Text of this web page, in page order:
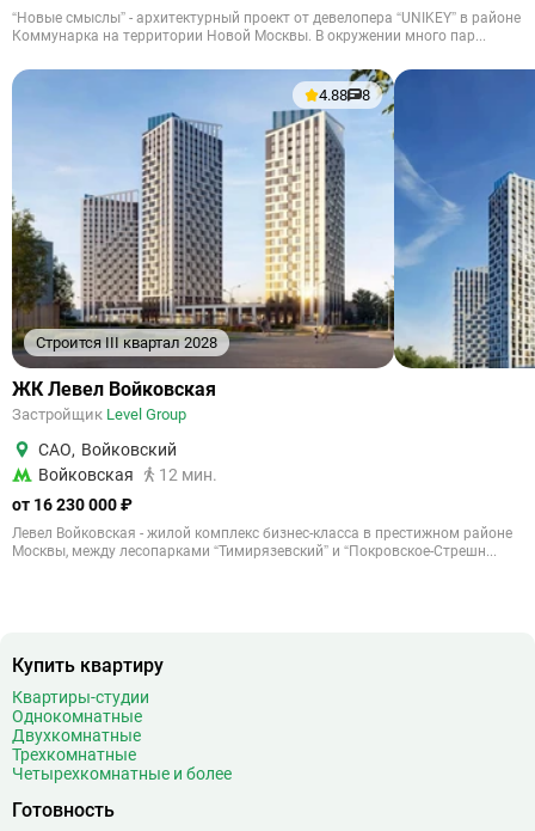
“Новые смыслы” - архитектурный проект от девелопера “UNIKEY” в районе
Коммунарка на территории Новой Москвы. В окружении много пар...
Строится III квартал 2028
4.88 8
ЖК Левел Войковская
Застройщик Level Group
САО, Войковский
Войковская
12 мин.
от 16 230 000 ₽
Левел Войковская - жилой комплекс бизнес-класса в престижном районе
Москвы, между лесопарками “Тимирязевский” и “Покровское-Стрешн...
Купить квартиру
Квартиры-студии
Однокомнатные
Двухкомнатные
Трехкомнатные
Четырехкомнатные и более
Готовность